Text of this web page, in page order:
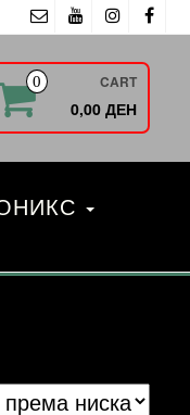
0 CART
0,00 ДЕН